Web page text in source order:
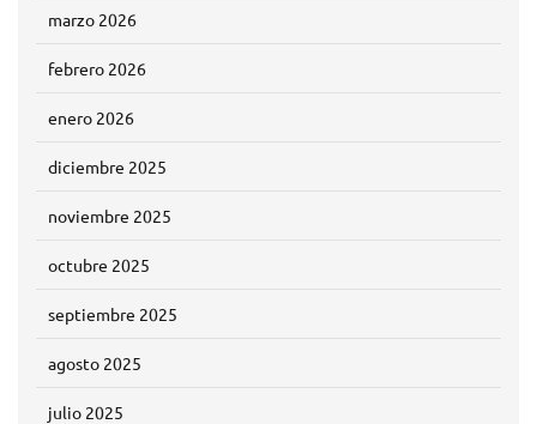
marzo 2026
febrero 2026
enero 2026
diciembre 2025
noviembre 2025
octubre 2025
septiembre 2025
agosto 2025
julio 2025